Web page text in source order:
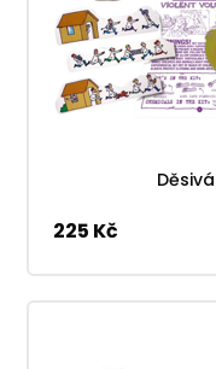
225 Kč